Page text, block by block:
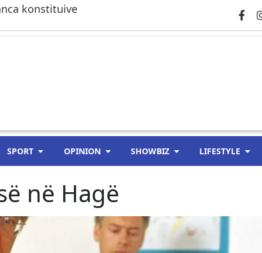
konstituive
SPORT OPINION SHOWBIZ LIFESTYLE
në Hagë